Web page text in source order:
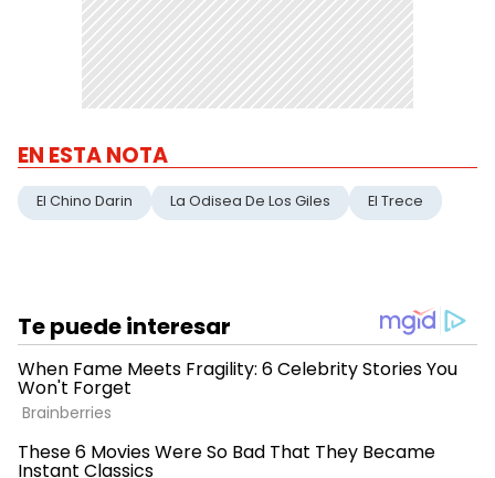
EN ESTA NOTA
El Chino Darin La Odisea De Los Giles El Trece